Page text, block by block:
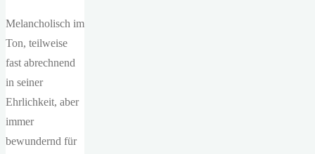
Melancholisch im
Ton, teilweise
fast abrechnend
in seiner
Ehrlichkeit, aber
immer
bewundernd für